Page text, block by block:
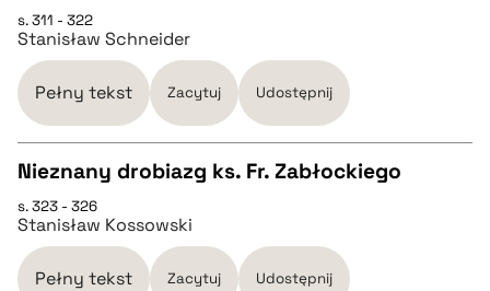
pobierz cytat
BIBTEX
s. 311 - 322
Stanisław Schneider
Pełny tekst Zacytuj Udostępnij
CZYSTY TEKST
pobierz cytat
Nieznany drobiazg ks. Fr. Zabłockiego
s. 323 - 326
Stanisław Kossowski
Pełny tekst Zacytuj Udostępnij